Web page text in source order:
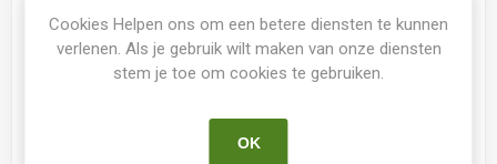
Spider
Bladhoudend
Hemerocallis
Cookies Helpen ons om een betere diensten te kunnen
verlenen. Als je gebruik wilt maken van onze diensten
stem je toe om cookies te gebruiken.
OK